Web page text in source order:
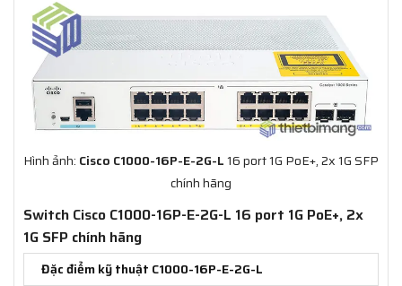
Hình ảnh: Cisco C1000-16P-E-2G-L16 port 1G PoE+, 2x 1G SFP
chính hãng
Switch Cisco C1000-16P-E-2G-L 16 port 1G PoE+, 2x
1G SFP chính hãng
Đặc điểm kỹ thuật C1000-16P-E-2G-L